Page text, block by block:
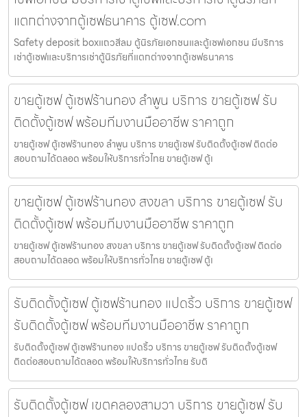
แตกต่างจากตู้เซฟธนาคาร ตู้เซฟ.com
Safety deposit boxแถวสีลม ตู้นิรภัยเอกชนและตู้เซฟเอกชน มีบริการ
เช่าตู้เซฟและบริการเช่าตู้นิรภัยที่แตกต่างจากตู้เซฟธนาคาร
ขายตู้เซฟ ตู้เซฟร้านทอง ลำพูน บริการ ขายตู้เซฟ รับ
ติดตั้งตู้เซฟ พร้อมทีมงานมืออาชีพ ราคาถูก
ขายตู้เซฟ ตู้เซฟร้านทอง ลำพูน บริการ ขายตู้เซฟ รับติดตั้งตู้เซฟ ติดต่อ
สอบถามได้ตลอด พร้อมให้บริการทั่วไทย ขายตู้เซฟ ตู้เ
ขายตู้เซฟ ตู้เซฟร้านทอง สงขลา บริการ ขายตู้เซฟ รับ
ติดตั้งตู้เซฟ พร้อมทีมงานมืออาชีพ ราคาถูก
ขายตู้เซฟ ตู้เซฟร้านทอง สงขลา บริการ ขายตู้เซฟ รับติดตั้งตู้เซฟ ติดต่อ
สอบถามได้ตลอด พร้อมให้บริการทั่วไทย ขายตู้เซฟ ตู้เ
รับติดตั้งตู้เซฟ ตู้เซฟร้านทอง แปดริ้ว บริการ ขายตู้เซฟ
รับติดตั้งตู้เซฟ พร้อมทีมงานมืออาชีพ ราคาถูก
รับติดตั้งตู้เซฟ ตู้เซฟร้านทอง แปดริ้ว บริการ ขายตู้เซฟ รับติดตั้งตู้เซฟ
ติดต่อสอบถามได้ตลอด พร้อมให้บริการทั่วไทย รับติ
รับติดตั้งตู้เซฟ เขตคลองสามวา บริการ ขายตู้เซฟ รับ